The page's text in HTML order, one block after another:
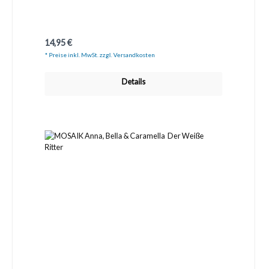
Regulärer Preis:
14,95 €
* Preise inkl. MwSt. zzgl. Versandkosten
Details